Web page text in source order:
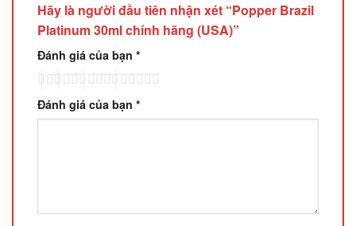
Hãy là người đầu tiên nhận xét “Popper Brazil
Platinum 30ml chính hãng (USA)”
Đánh giá của bạn *
Đánh giá của bạn *